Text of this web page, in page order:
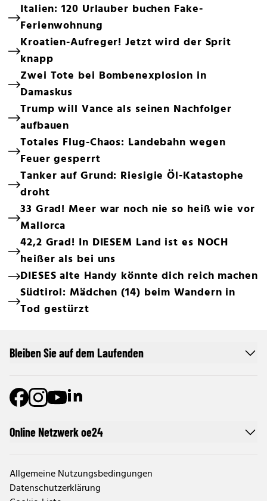
Italien: 120 Urlauber buchen Fake-
Ferienwohnung
Kroatien-Aufreger! Jetzt wird der Sprit
knapp
Zwei Tote bei Bombenexplosion in
Damaskus
Trump will Vance als seinen Nachfolger
aufbauen
Totales Flug-Chaos: Landebahn wegen
Feuer gesperrt
Tanker auf Grund: Riesigie Öl-Katastophe
droht
33 Grad! Meer war noch nie so heiß wie vor
Mallorca
42,2 Grad! In DIESEM Land ist es NOCH
heißer als bei uns
DIESES alte Handy könnte dich reich machen
Südtirol: Mädchen (14) beim Wandern in
Tod gestürzt
Online Netzwerk oe24
Allgemeine Nutzungsbedingungen
Datenschutzerklärung
Bleiben Sie auf dem Laufenden